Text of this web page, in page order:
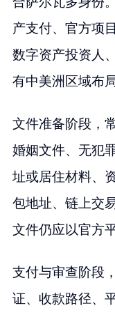
产支付、官方项
数字资产投资人
有中美洲区域布
文件准备阶段，
婚姻文件、无犯
址或居住材料、
包地址、链上交
文件仍应以官方
支付与审查阶段
证、收款路径、